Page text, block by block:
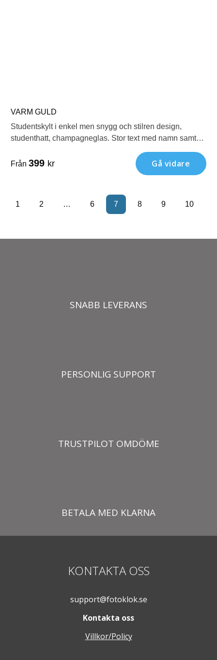
VARM GULD
Studentskylt i enkel men snygg och stilren design,
studenthatt, champagneglas. Stor text med namn samt
Från 399 kr Gå vidare
1 2 … 6 7 8 9 10
SNABB LEVERANS
PERSONLIG SUPPORT
TRUSTPILOT OMDÖME
BETALA MED KLARNA
KONTAKTA OSS
support@fotoklok.se
Kontakta oss
Villkor/Policy